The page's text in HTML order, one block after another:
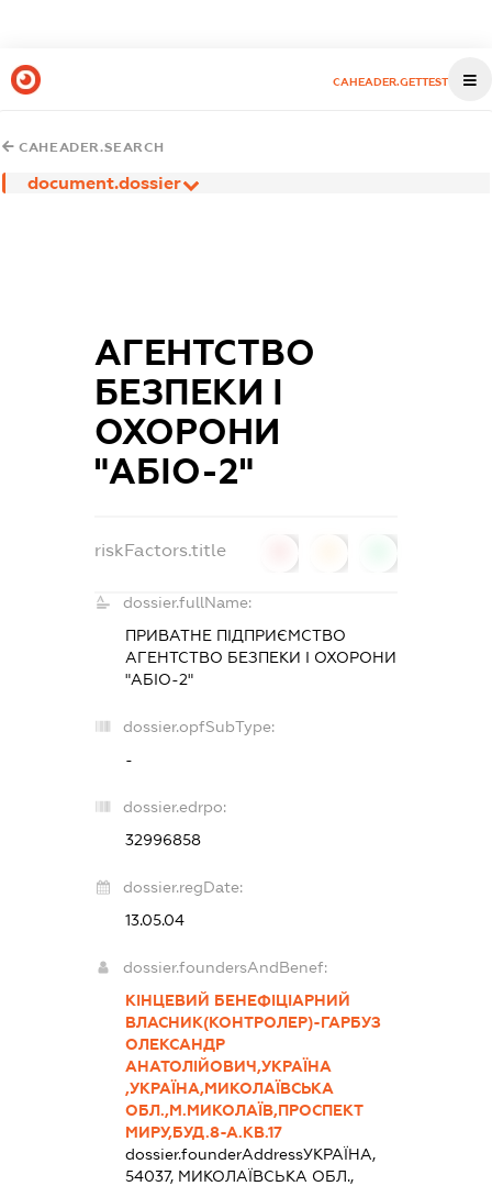
CAHEADER.GETTEST
CAHEADER.SEARCH
document.dossier
АГЕНТСТВО
БЕЗПЕКИ І
ОХОРОНИ
"АБІО-2"
riskFactors.title
dossier.fullName:
ПРИВАТНЕ ПІДПРИЄМСТВО
АГЕНТСТВО БЕЗПЕКИ І ОХОРОНИ
"АБІО-2"
dossier.opfSubType:
-
dossier.edrpo:
32996858
dossier.regDate:
13.05.04
dossier.foundersAndBenef:
КІНЦЕВИЙ БЕНЕФІЦІАРНИЙ
ВЛАСНИК(КОНТРОЛЕР)-ГАРБУЗ
ОЛЕКСАНДР
АНАТОЛІЙОВИЧ,УКРАЇНА
,УКРАЇНА,МИКОЛАЇВСЬКА
ОБЛ.,М.МИКОЛАЇВ,ПРОСПЕКТ
МИРУ,БУД.8-А.КВ.17
dossier.founderAddressУКРАЇНА,
54037, МИКОЛАЇВСЬКА ОБЛ.,